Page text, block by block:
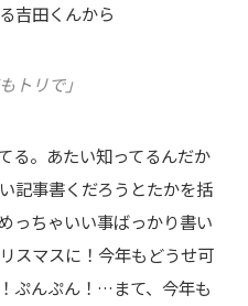
吉田くんから
トリで」
る。あたい知ってるんだか
記事書くだろうとたかを括
っちゃいい事ばっかり書い
スマスに！今年もどうせ可
ぷんぷん！…まて、今年も